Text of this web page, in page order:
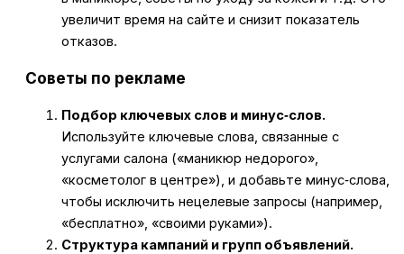
увеличит время на сайте и снизит показатель
отказов.
Советы по рекламе
Подбор ключевых слов и минус‑слов.
Используйте ключевые слова, связанные с
услугами салона («маникюр недорого»,
«косметолог в центре»), и добавьте минус‑слова,
чтобы исключить нецелевые запросы (например,
«бесплатно», «своими руками»).
Структура кампаний и групп объявлений.